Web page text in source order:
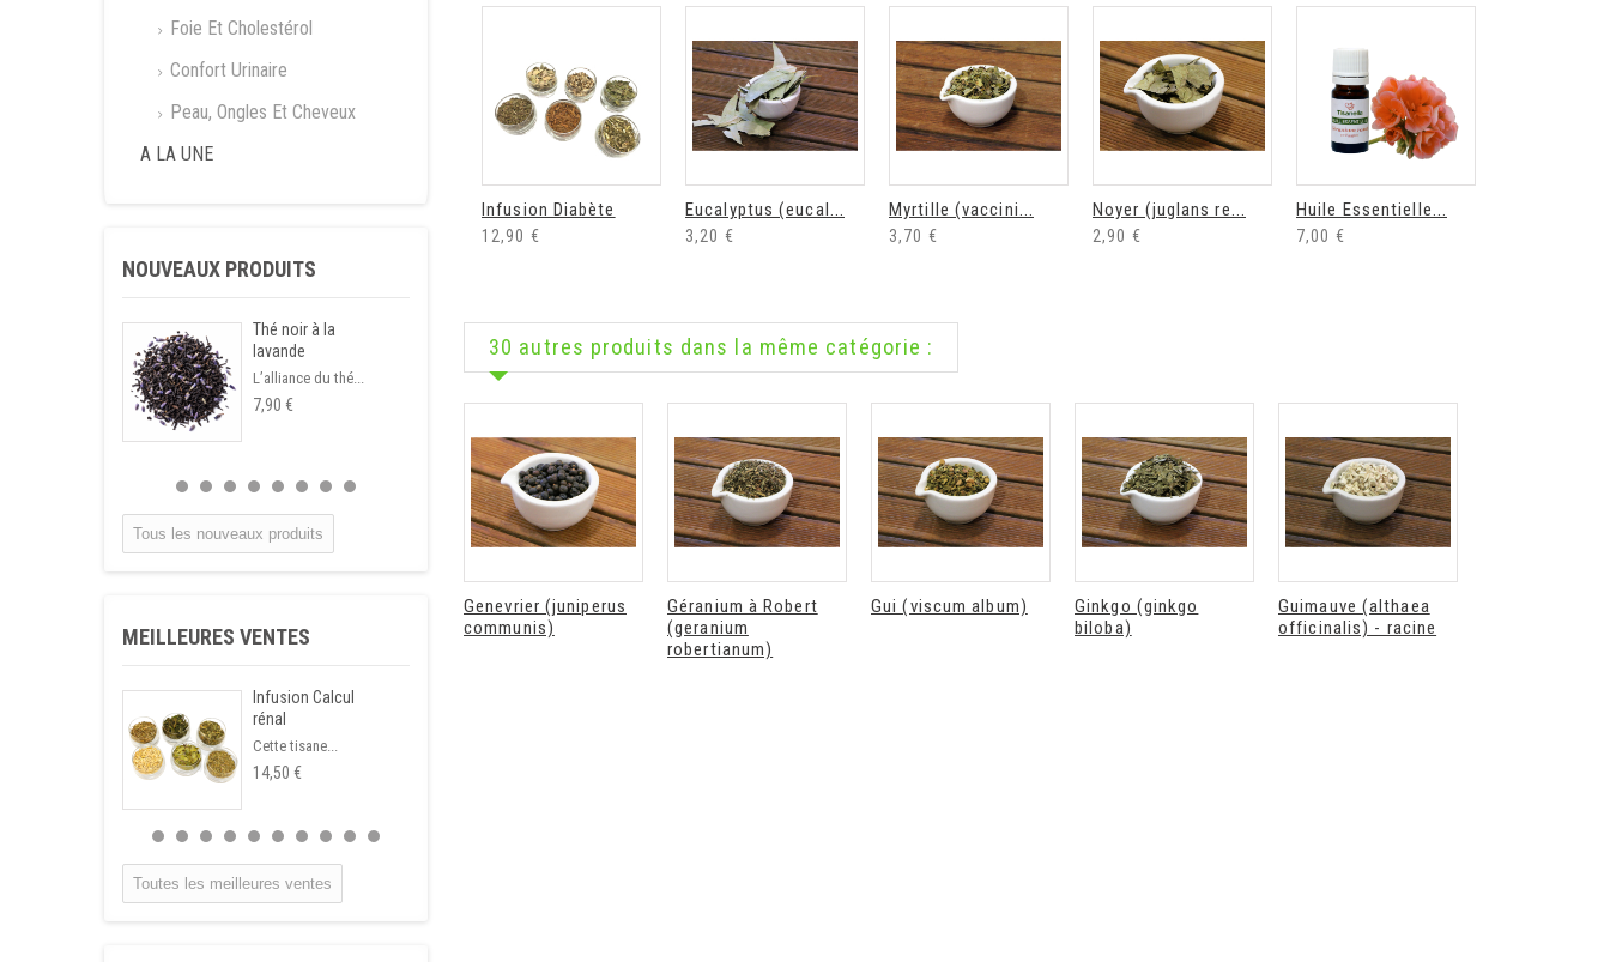
Foie Et Cholestérol
Confort Urinaire
Peau, Ongles Et Cheveux
A LA UNE
NOUVEAUX PRODUITS
Thé noir à la
lavande
L’alliance du thé...
7,90 €
Déodorant
recharge bio éclat
de soleil Endro
Endro déodorant...
Déodorant stick
rechargeable bio
fraicheur végétale
10,90 €
Endro déodorant...
10,90 €
Tous les nouveaux produits
MEILLEURES VENTES
Infusion Calcul
rénal
Cette tisane...
14,50 €
Hypertension
15,90 €
Toutes les meilleures ventes
Infusion Diabète
12,90 €
Eucalyptus (eucal...
3,20 €
Myrtille (vaccini...
3,70 €
Noyer (juglans re...
2,90 €
Huile Essentielle...
7,00 €
30 autres produits dans la même catégorie :
Genevrier (juniperus
communis)
Géranium à Robert
(geranium
robertianum)
Gui (viscum album)
Ginkgo (ginkgo
biloba)
Guimauve (althaea
officinalis) - racine